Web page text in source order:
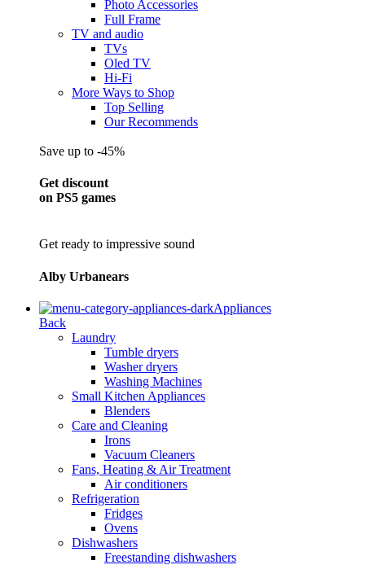
Photo Accessories
Full Frame
TV and audio
TVs
Oled TV
Hi-Fi
More Ways to Shop
Top Selling
Our Recommends
Save up to -45%
Get discount
on PS5 games
Get ready to impressive sound
Alby Urbanears
Appliances
Back
Laundry
Tumble dryers
Washer dryers
Washing Machines
Small Kitchen Appliances
Blenders
Care and Cleaning
Irons
Vacuum Cleaners
Fans, Heating & Air Treatment
Air conditioners
Refrigeration
Fridges
Ovens
Dishwashers
Freestanding dishwashers